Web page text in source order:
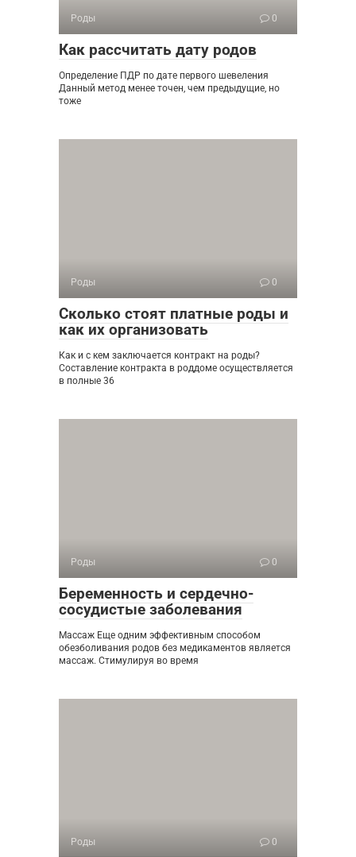
Роды 0
Как рассчитать дату родов
Определение ПДР по дате первого шевеления
Данный метод менее точен, чем предыдущие, но
тоже
Роды 0
Сколько стоят платные роды и
как их организовать
Как и с кем заключается контракт на роды?
Составление контракта в роддоме осуществляется
в полные 36
Роды 0
Беременность и сердечно-
сосудистые заболевания
Массаж Еще одним эффективным способом
обезболивания родов без медикаментов является
массаж. Стимулируя во время
Роды 0